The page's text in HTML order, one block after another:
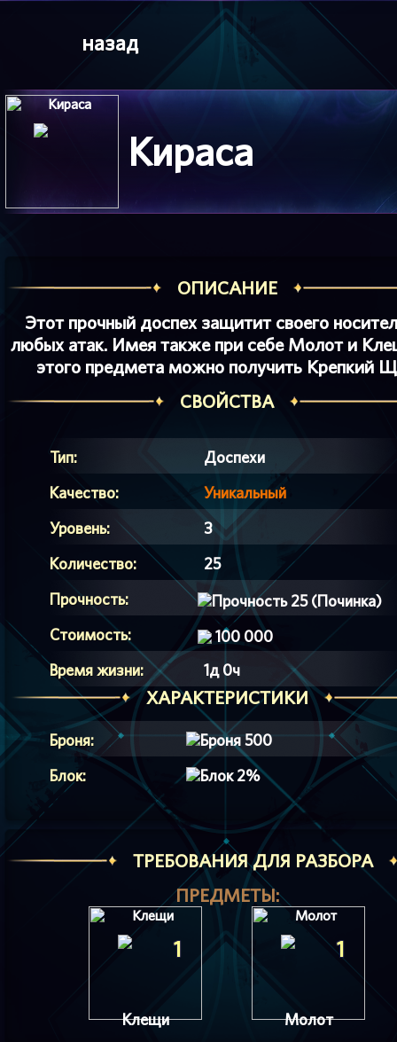
назад
Кираса
ОПИСАНИЕ
Этот прочный доспех защитит своего
любых атак. Имея также при себе Молот и
этого предмета можно получить Крепкий
СВОЙСТВА
Тип:
Доспехи
Качество:
Уникальный
Уровень:
3
Количество:
25
Прочность:
25 (Починка)
Стоимость:
100 000
Время жизни:
1д 0ч
ХАРАКТЕРИСТИКИ
Броня:
500
Блок:
2%
ТРЕБОВАНИЯ ДЛЯ РАЗБОРА
ПРЕДМЕТЫ:
1
Клещи
1
Молот